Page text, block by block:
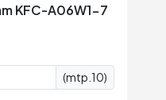
KFC-A06W1-7
(mtp.10)